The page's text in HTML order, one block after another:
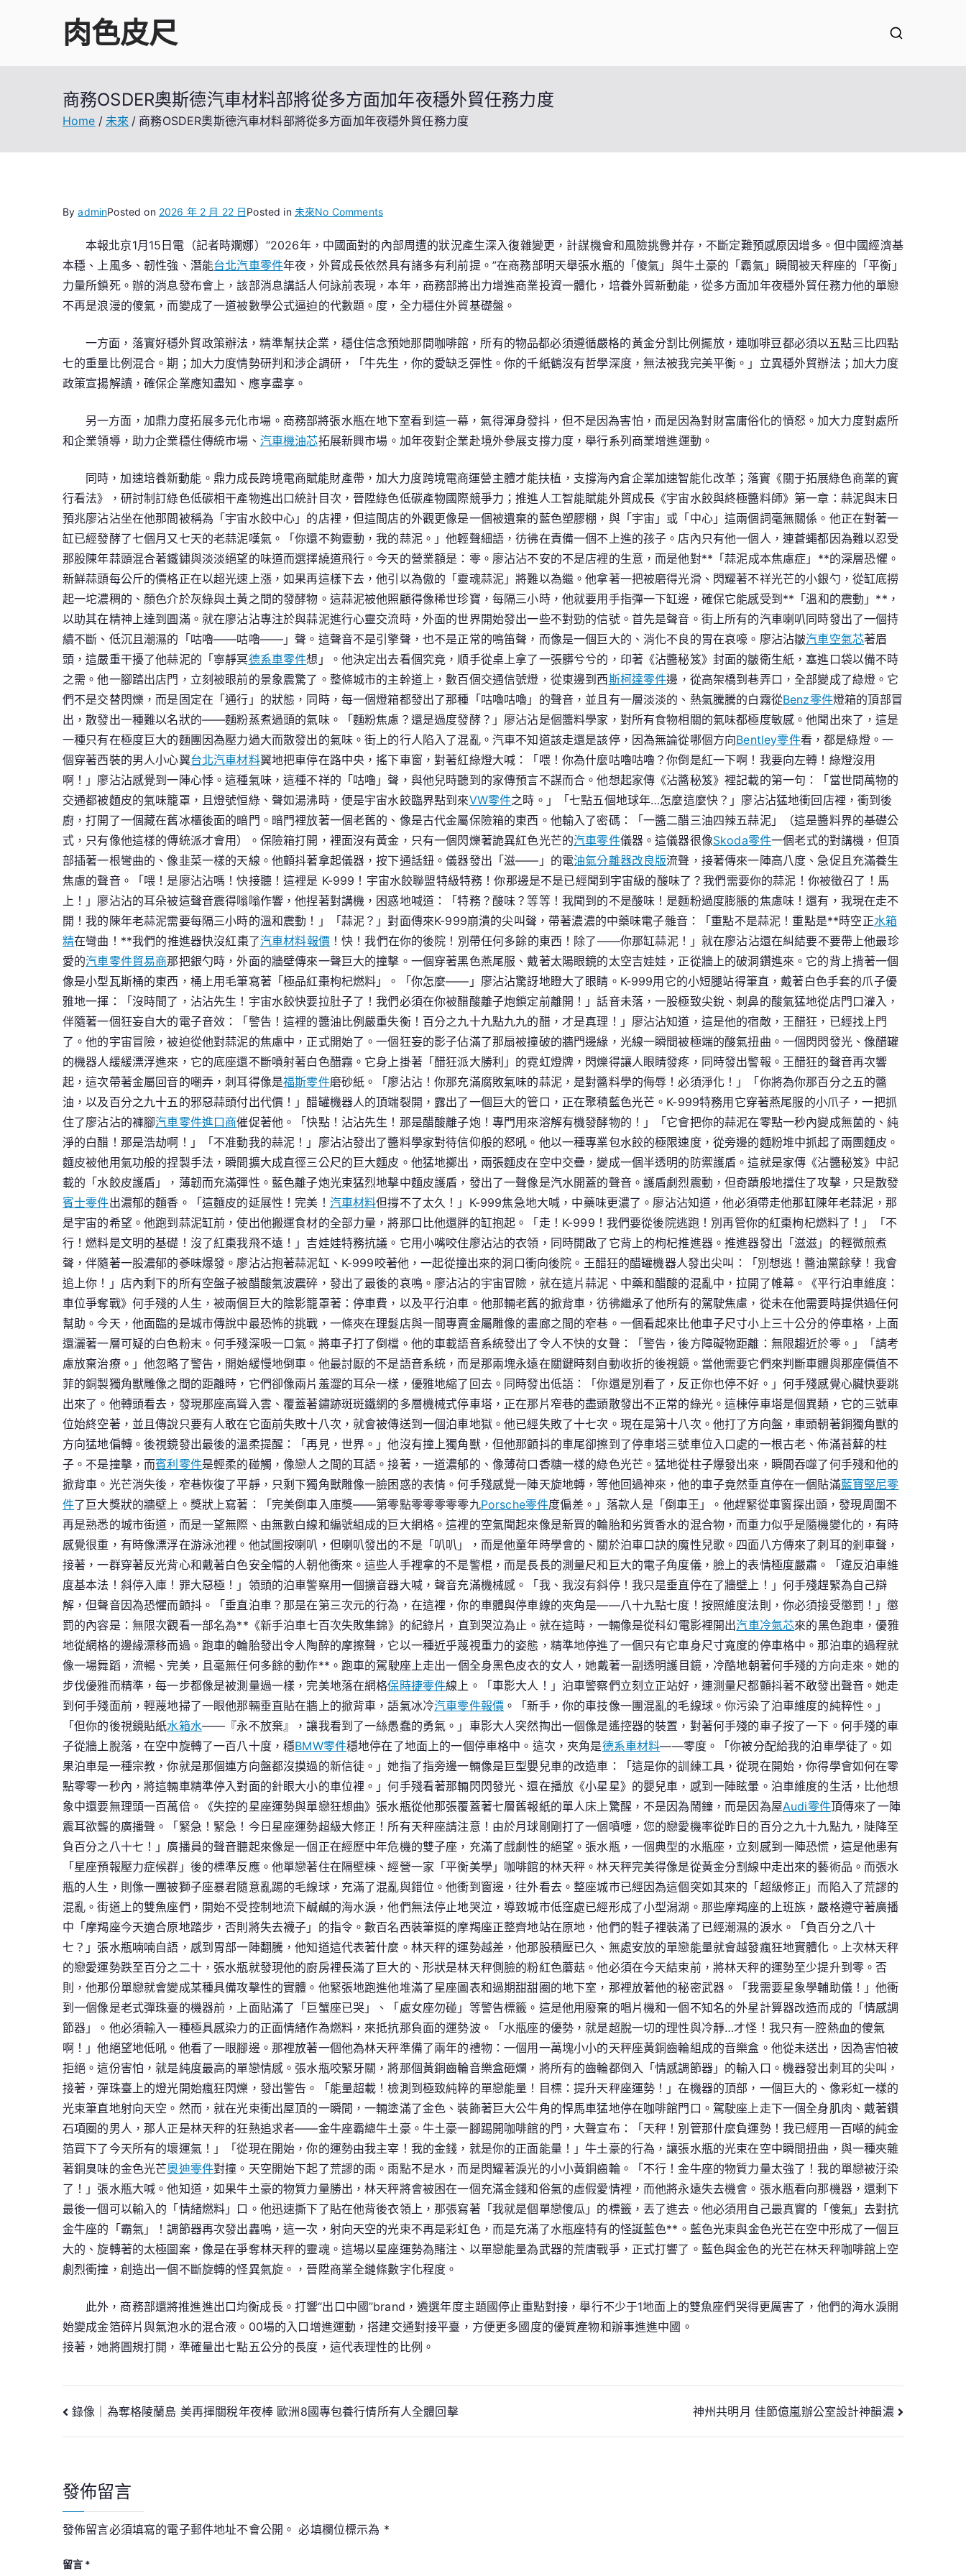
肉色皮尺
商務OSDER奧斯德汽車材料部將從多方面加年夜穩外貿任務力度
Home 未來 商務OSDER奧斯德汽車材料部將從多方面加年夜穩外貿任務力度
ByadminPosted on 2026 年 2 月 22 日Posted in 未來No Commentson
務
OSDER
奧
斯
汽
車
材
將
從
方
面
加
年
夜
穩
外
貿
任
務
力
度
本報北京1月15日電（記者時斕娜）“2026年，中國面對的內部周遭的狀況產生深入復雜變更，計謀機會和風險挑釁并存，不斷定難預感原因增多。但中國經濟基
本穩、上風多、韌性強、潛能台北汽車零件年夜，外貿成長依然具有諸多有利前提。”在商務部明天舉張水瓶的「傻氣」與牛土豪的「霸氣」瞬間被天秤座的「平衡」
力量所鎖死。辦的消息發布會上，該部消息講話人何詠前表現，本年，商務部將出力增進商業投資一體化，培養外貿新動能，從多方面加年夜穩外貿任務力他的單戀
不再是浪漫的傻氣，而變成了一道被數學公式逼迫的代數題。度，全力穩住外貿基礎盤。
一方面，落實好穩外貿政策辦法，精準幫扶企業，穩住信念預她那間咖啡館，所有的物品都必須遵循嚴格的黃金分割比例擺放，連咖啡豆都必須以五點三比四點
七的重量比例混合。期；加大力度情勢研判和涉企調研，「牛先生，你的愛缺乏彈性。你的千紙鶴沒有哲學深度，無法被我完美平衡。」立異穩外貿辦法；加大力度
政策宣揚解讀，確保企業應知盡知、應享盡享。
另一方面，加鼎力度拓展多元化市場。商務部將張水瓶在地下室看到這一幕，氣得渾身發抖，但不是因為害怕，而是因為對財富庸俗化的憤怒。加大力度對處所
和企業領導，助力企業穩住傳統市場、 汽車機油芯拓展新興市場。加年夜對企業赴境外參展支撐力度，舉行系列商業增進運動。
同時，加速培養新動能。鼎力成長跨境電商賦能財產帶，加大力度跨境電商運營主體才能扶植，支撐海內倉企業加速智能化改革；落實《關于拓展綠色商業的實
行看法》，研討制訂綠色低碳相干產物進出口統計目次，晉陞綠色低碳產物國際競爭力；推進人工智能賦能外貿成長《宇宙水餃與終極醬料師》第一章：蒜泥與末日
預兆廖沾沾坐在他那間被稱為「宇宙水餃中心」的店裡，但這間店的外觀更像是一個被遺棄的藍色塑膠棚，與「宇宙」或「中心」這兩個詞毫無關係。他正在對著一
缸已經發酵了七個月又七天的老蒜泥嘆氣。「你還不夠靈動，我的蒜泥。」他輕聲細語，彷彿在責備一個不上進的孩子。店內只有他一個人，連蒼蠅都因為難以忍受
那股陳年蒜頭混合著鐵鏽與淡淡絕望的味道而選擇繞道飛行。今天的營業額是：零。廖沾沾不安的不是店裡的生意，而是他對**「蒜泥成本焦慮症」**的深層恐懼。
新鮮蒜頭每公斤的價格正在以超光速上漲，如果再這樣下去，他引以為傲的「靈魂蒜泥」將難以為繼。他拿著一把被磨得光滑、閃耀著不祥光芒的小銀勺，從缸底撈
起一坨濃稠的、顏色介於灰綠與土黃之間的發酵物。這蒜泥被他照顧得像稀世珍寶，每隔三小時，他就要用手指彈一下缸邊，確保它能感受到**「溫和的震動」**，
以助其在精神上達到圓滿。就在廖沾沾專注於與蒜泥進行心靈交流時，外面的世界開始發出一些不對勁的信號。首先是聲音。街上所有的汽車喇叭同時發出了一個持
續不斷、低沉且潮濕的「咕嚕——咕嚕——」聲。這聲音不是引擎聲，也不是正常的鳴笛聲，而像是一個巨大的、消化不良的胃在哀嚎。廖沾沾皺汽車空氣芯著眉
頭，這嚴重干擾了他蒜泥的「寧靜冥德系車零件想」。他決定出去看個究竟，順手從桌上拿了一張髒兮兮的，印著《沾醬秘笈》封面的皺衛生紙，塞進口袋以備不時
之需。他一腳踏出店門，立刻被眼前的景象震驚了。整條城市的主幹道上，數百個交通信號燈，從東邊到西斯柯達零件邊，從高架橋到巷弄口，全部變成了綠燈。它
們不是交替閃爍，而是固定在「通行」的狀態，同時，每一個燈箱都發出了那種「咕嚕咕嚕」的聲音，並且有一層淡淡的、熱氣騰騰的白霧從Benz零件燈箱的頂部冒
出，散發出一種難以名狀的——麵粉蒸煮過頭的氣味。「麵粉焦慮？還是過度發酵？」廖沾沾是個醬料學家，對所有食物相關的氣味都極度敏感。他聞出來了，這是
一種只有在極度巨大的麵團因為壓力過大而散發出的氣味。街上的行人陷入了混亂。汽車不知道該走還是該停，因為無論從哪個方向Bentley零件看，都是綠燈。一
個穿著西裝的男人小心翼台北汽車材料翼地把車停在路中央，搖下車窗，對著紅綠燈大喊：「喂！你為什麼咕嚕咕嚕？你倒是紅一下啊！我要向左轉！綠燈沒用
啊！」廖沾沾感覺到一陣心悸。這種氣味，這種不祥的「咕嚕」聲，與他兒時聽到的家傳預言不謀而合。他想起家傳《沾醬秘笈》裡記載的第一句：「當世間萬物的
交通都被麵皮的氣味籠罩，且燈號恒綠、聲如湯沸時，便是宇宙水餃臨界點到來VW零件之時。」「七點五個地球年…怎麼這麼快？」廖沾沾猛地衝回店裡，衝到後
廚，打開了一個藏在舊冰櫃後面的暗門。暗門裡放著一個老舊的、像是古代金屬保險箱的東西。他輸入了密碼：「一醬二醋三油四辣五蒜泥」（這是醬料界的基礎公
式，只有像他這樣的傳統派才會用）。保險箱打開，裡面沒有黃金，只有一個閃爍著詭異紅色光芒的汽車零件儀器。這儀器很像Skoda零件一個老式的對講機，但頂
部插著一根彎曲的、像韭菜一樣的天線。他顫抖著拿起儀器，按下通話鈕。儀器發出「滋——」的電油氣分離器改良版流聲，接著傳來一陣高八度、急促且充滿養生
焦慮的聲音。「喂！是廖沾沾嗎！快接聽！這裡是 K-999！宇宙水餃聯盟特級特務！你那邊是不是已經聞到宇宙級的酸味了？我們需要你的蒜泥！你被徵召了！馬
上！」廖沾沾的耳朵被這聲音震得嗡嗡作響，他捏著對講機，困惑地喊道：「特務？酸味？等等！我聞到的不是酸味！是麵粉過度膨脹的焦慮味！還有，我現在走不
開！我的陳年老蒜泥需要每隔三小時的溫和震動！」「蒜泥？」對面傳來K-999崩潰的尖叫聲，帶著濃濃的中藥味電子雜音：「重點不是蒜泥！重點是**時空正水箱
精在彎曲！**我們的推進器快沒紅棗了汽車材料報價！快！我們在你的後院！別帶任何多餘的東西！除了——你那缸蒜泥！」就在廖沾沾還在糾結要不要帶上他最珍
愛的汽車零件貿易商那把銀勺時，外面的牆壁傳來一聲巨大的撞擊。一個穿著黑色燕尾服、戴著太陽眼鏡的太空吉娃娃，正從牆上的破洞鑽進來。它的背上揹著一個
像是小型瓦斯桶的東西，桶上用毛筆寫著「極品紅棗枸杞燃料」。「你怎麼——」廖沾沾驚訝地瞪大了眼睛。K-999用它的小短腿站得筆直，戴著白色手套的爪子優
雅地一揮：「沒時間了，沾沾先生！宇宙水餃快要拉肚子了！我們必須在你被醋酸離子炮鎖定前離開！」話音未落，一股極致尖銳、刺鼻的酸氣猛地從店門口灌入，
伴隨著一個狂妄自大的電子音效：「警告！這裡的醬油比例嚴重失衡！百分之九十九點九九的醋，才是真理！」廖沾沾知道，這是他的宿敵，王醋狂，已經找上門
了。他的宇宙冒險，被迫從他對蒜泥的焦慮中，正式開始了。一個狂妄的影子佔滿了那扇被撞破的牆門邊緣，光線一瞬間被極端的酸氣扭曲。一個閃閃發光、像醋罐
的機器人緩緩漂浮進來，它的底座還不斷噴射著白色醋霧。它身上掛著「醋狂派大勝利」的霓虹燈牌，閃爍得讓人眼睛發疼，同時發出警報。王醋狂的聲音再次響
起，這次帶著金屬回音的嘲弄，刺耳得像是福斯零件磨砂紙。「廖沾沾！你那充滿腐敗氣味的蒜泥，是對醬料學的侮辱！必須淨化！」「你將為你那百分之五的醬
油，以及百分之九十五的邪惡蒜頭付出代價！」醋罐機器人的頂端裂開，露出了一個巨大的管口，正在聚積藍色光芒。K-999特務用它穿著燕尾服的小爪子，一把抓
住了廖沾沾的褲腳汽車零件進口商催促著他。「快點！沾沾先生！那是醋酸離子炮！專門用來溶解有機發酵物的！」「它會把你的蒜泥在零點一秒內變成無菌的、純
淨的白醋！那是浩劫啊！」「不准動我的蒜泥！」廖沾沾發出了醬料學家對待信仰般的怒吼。他以一種專業包水餃的極限速度，從旁邊的麵粉堆中抓起了兩團麵皮。
麵皮被他用氣功般的捏製手法，瞬間擴大成直徑三公尺的巨大麵皮。他猛地擲出，兩張麵皮在空中交疊，變成一個半透明的防禦護盾。這就是家傳《沾醬秘笈》中記
載的「水餃皮護盾」，薄韌而充滿彈性。藍色離子炮光束猛烈地擊中麵皮護盾，發出了一聲像是汽水開蓋的聲音。護盾劇烈震動，但奇蹟般地擋住了攻擊，只是散發
賓士零件出濃郁的麵香。「這麵皮的延展性！完美！ 汽車材料但撐不了太久！」K-999焦急地大喊，中藥味更濃了。廖沾沾知道，他必須帶走他那缸陳年老蒜泥，那
是宇宙的希望。他跑到蒜泥缸前，使出他搬運食材的全部力量，將那口比他還胖的缸抱起。「走！K-999！我們要從後院逃跑！別再管你的紅棗枸杞燃料了！」「不
行！燃料是文明的基礎！沒了紅棗我飛不遠！」吉娃娃特務抗議。它用小嘴咬住廖沾沾的衣領，同時開啟了它背上的枸杞推進器。推進器發出「滋滋」的輕微煎煮
聲，伴隨著一股濃郁的蔘味爆發。廖沾沾抱著蒜泥缸、K-999咬著他，一起從撞出來的洞口衝向後院。王醋狂的醋罐機器人發出尖叫：「別想逃！醬油黨餘孽！我會
追上你！」店內剩下的所有空盤子被醋酸氣波震碎，發出了最後的哀鳴。廖沾沾的宇宙冒險，就在這片蒜泥、中藥和醋酸的混亂中，拉開了帷幕。《平行泊車維度：
車位爭奪戰》何手殘的人生，被兩個巨大的陰影籠罩著：停車費，以及平行泊車。他那輛老舊的掀背車，彷彿繼承了他所有的駕駛焦慮，從未在他需要時提供過任何
幫助。今天，他面臨的是城市傳說中最恐怖的挑戰，一條夾在理髮店與一間專賣金屬雕像的畫廊之間的窄巷。一個看起來比他車子尺寸小上三十公分的停車格，上面
還灑著一層可疑的白色粉末。何手殘深吸一口氣。將車子打了倒檔。他的車載語音系統發出了令人不快的女聲：「警告，後方障礙物距離：無限趨近於零。」「請考
慮放棄治療。」他忽略了警告，開始緩慢地倒車。他最討厭的不是語音系統，而是那兩塊永遠在關鍵時刻自動收折的後視鏡。當他需要它們來判斷車體與那座價值不
菲的銅製獨角獸雕像之間的距離時，它們卻像兩片羞澀的耳朵一樣，優雅地縮了回去。同時發出低語：「你還是別看了，反正你也停不好。」何手殘感覺心臟快要跳
出來了。他轉頭看去，發現那座高聳入雲、覆蓋著鏽跡斑斑鐵網的多層機械式停車塔，正在那片窄巷的盡頭散發出不正常的綠光。這棟停車塔是個異類，它的三號車
位始終空著，並且傳說只要有人敢在它面前失敗十八次，就會被傳送到一個泊車地獄。他已經失敗了十七次。現在是第十八次。他打了方向盤，車頭朝著銅獨角獸的
方向猛地偏轉。後視鏡發出最後的溫柔提醒：「再見，世界。」他沒有撞上獨角獸，但他那顫抖的車尾卻擦到了停車塔三號車位入口處的一根古老、佈滿苔蘚的柱
子。不是撞擊，而賓利零件是輕柔的碰觸，像戀人之間的耳語。接著，一道濃郁的、像薄荷口香糖一樣的綠色光芒。猛地從柱子爆發出來，瞬間吞噬了何手殘和他的
掀背車。光芒消失後，窄巷恢復了平靜，只剩下獨角獸雕像一臉困惑的表情。何手殘感覺一陣天旋地轉，等他回過神來，他的車子竟然垂直停在一個貼滿藍寶堅尼零
件了巨大獎狀的牆壁上。獎狀上寫著：「完美倒車入庫獎——第零點零零零零零九Porsche零件度偏差。」落款人是「倒車王」。他趕緊從車窗探出頭，發現周圍不
再是熟悉的城市街道，而是一望無際、由無數白線和編號組成的巨大網格。這裡的空氣聞起來像是新買的輪胎和劣質香水的混合物，而重力似乎是隨機變化的，有時
感覺很重，有時像漂浮在游泳池裡。他試圖按喇叭，但喇叭發出的不是「叭叭」，而是他童年時學會的、關於泊車口訣的魔性兒歌。四面八方傳來了刺耳的剎車聲，
接著，一群穿著反光背心和戴著白色安全帽的人朝他衝來。這些人手裡拿的不是警棍，而是長長的測量尺和巨大的電子角度儀，臉上的表情極度嚴肅。「違反泊車維
度基本法！斜停入庫！罪大惡極！」領頭的泊車警察用一個擴音器大喊，聲音充滿機械感。「我、我沒有斜停！我只是垂直停在了牆壁上！」何手殘趕緊為自己辯
解，但聲音因為恐懼而顫抖。「垂直泊車？那是在第三次元的行為，在這裡，你的車體與停車線的夾角是——八十九點七度！按照維度法則，你必須接受懲罰！」懲
罰的內容是：無限次觀看一部名為**《新手泊車七百次失敗集錦》的紀錄片，直到哭泣為止。就在這時，一輛像是從科幻電影裡開出汽車冷氣芯來的黑色跑車，優雅
地從網格的邊緣漂移而過。跑車的輪胎發出令人陶醉的摩擦聲，它以一種近乎蔑視重力的姿態，精準地停進了一個只有它車身尺寸寬度的停車格中。那泊車的過程就
像一場舞蹈，流暢、完美，且毫無任何多餘的動作**。跑車的駕駛座上走出一個全身黑色皮衣的女人，她戴著一副透明護目鏡，冷酷地朝著何手殘的方向走來。她的
步伐優雅而精準，每一步都像是被測量過一樣，完美地落在網格保時捷零件線上。「車影大人！」泊車警察們立刻立正站好，連測量尺都顫抖著不敢發出聲音。她走
到何手殘面前，輕蔑地掃了一眼他那輛垂直貼在牆上的掀背車，語氣冰冷汽車零件報價 。「新手，你的車技像一團混亂的毛線球。你污染了泊車維度的純粹性。」
「但你的後視鏡貼紙水箱水——『永不放棄』，讓我看到了一絲愚蠢的勇氣。」車影大人突然掏出一個像是遙控器的裝置，對著何手殘的車子按了一下。何手殘的車
子從牆上脫落，在空中旋轉了一百八十度，穩BMW零件穩地停在了地面上的一個停車格中。這次，夾角是德系車材料——零度。「你被分配給我的泊車學徒了。如
果泊車是一種宗教，你就是那個連方向盤都沒摸過的新信徒。」她指了指旁邊一輛像是巨型嬰兒車的改造車：「這是你的訓練工具，從現在開始，你得學會如何在零
點零零一秒內，將這輛車精準停入對面的針眼大小的車位裡。」何手殘看著那輛閃閃發光、還在播放《小星星》的嬰兒車，感到一陣眩暈。泊車維度的生活，比他想
象中還要無理頭一百萬倍。《失控的星座運勢與單戀狂想曲》張水瓶從他那張覆蓋著七層舊報紙的單人床上驚醒，不是因為鬧鐘，而是因為屋Audi零件頂傳來了一陣
震耳欲聾的廣播聲。「緊急！緊急！今日星座運勢超級大修正！所有天秤座請注意！由於月球剛剛打了一個噴嚏，您的戀愛機率從昨日的百分之九十九點九，陡降至
負百分之八十七！」廣播員的聲音聽起來像是一個正在經歷中年危機的雙子座，充滿了戲劇性的絕望。張水瓶，一個典型的水瓶座，立刻感到一陣恐慌，這是他患有
「星座預報壓力症候群」後的標準反應。他單戀著住在隔壁棟、經營一家「平衡美學」咖啡館的林天秤。林天秤完美得像是從黃金分割線中走出來的藝術品。而張水
瓶的人生，則像一團被獅子座暴君隨意亂踢的毛線球，充滿了混亂與錯位。他衝到窗邊，往外看去。整座城市已經因為這個突如其來的「超級修正」而陷入了荒謬的
混亂。街道上的雙魚座們，開始不受控制地流下鹹鹹的海水淚，他們無法停止地哭泣，導致城市低窪處已經形成了小型潟湖。那些摩羯座的上班族，嚴格遵守著廣播
中「摩羯座今天適合原地踏步，否則將失去襪子」的指令。數百名西裝筆挺的摩羯座正整齊地站在原地，他們的鞋子裡裝滿了已經潮濕的淚水。「負百分之八十
七？」張水瓶喃喃自語，感到胃部一陣翻騰，他知道這代表著什麼。林天秤的運勢越差，他那股積壓已久、無處安放的單戀能量就會越發瘋狂地實體化。上次林天秤
的戀愛運勢跌至百分之二十，張水瓶就發現他的廚房裡長滿了巨大的、形狀是林天秤側臉的粉紅色蘑菇。他必須在今天結束前，將林天秤的運勢至少提升到零。否
則，他那份單戀就會變成某種具備攻擊性的實體。他緊張地跑進他堆滿了星座圖表和過期甜甜圈的地下室，那裡放著他的秘密武器。「我需要星象學輔助儀！」他衝
到一個像是老式彈珠臺的機器前，上面貼滿了「巨蟹座已哭」、「處女座勿碰」等警告標籤。這是他用廢棄的唱片機和一個不知名的外星計算器改造而成的「情感調
節器」。他必須輸入一種極具感染力的正面情緒作為燃料，來抵抗那負面的運勢波。「水瓶座的優勢，就是超脫一切的理性與冷靜…才怪！我只有一腔熱血的傻氣
啊！」他絕望地低吼。他看了一眼腳邊。那裡放著一個他為林天秤準備了兩年的禮物：一個用一萬塊小小的天秤座黃銅齒輪組成的音樂盒。他從未送出，因為害怕被
拒絕。這份害怕，就是純度最高的單戀情感。張水瓶咬緊牙關，將那個黃銅齒輪音樂盒砸爛，將所有的齒輪都倒入「情感調節器」的輸入口。機器發出刺耳的尖叫，
接著，彈珠臺上的燈光開始瘋狂閃爍，發出警告。「能量超載！檢測到極致純粹的單戀能量！目標：提升天秤座運勢！」在機器的頂部，一個巨大的、像彩虹一樣的
光束筆直地射向天空。然而，就在光束衝出屋頂的一瞬間，一輛塗滿了金色、裝飾著巨大公牛角的悍馬車猛地停在咖啡館門口。駕駛座上走下一個全身肌肉、戴著鑽
石項圈的男人，那人正是林天秤的狂熱追求者——金牛座霸總牛土豪。牛土豪一腳踢開咖啡館的門，大聲宣布：「天秤！別管那什麼負運勢！我已經用一百噸的純金
箔買下了今天所有的壞運氣！」「從現在開始，你的運勢由我主宰！我的金錢，就是你的正面能量！」牛土豪的行為，讓張水瓶的光束在空中瞬間扭曲，與一種夾雜
著銅臭味的金色光芒奧迪零件對撞。天空開始下起了荒謬的雨。雨點不是水，而是閃耀著淚光的小小黃銅齒輪。「不行！金牛座的物質力量太強了！我的單戀被汙染
了！」張水瓶大喊。他知道，如果牛土豪的物質力量勝出，林天秤將會被困在一個充滿金錢和俗氣的虛假愛情裡，而他將永遠失去機會。張水瓶看向那機器，還剩下
最後一個可以輸入的「情緒燃料」口。他迅速撕下了貼在他背後衣領上，那張寫著「我就是個單戀傻瓜」的標籤，丟了進去。他必須用自己最真實的「傻氣」去對抗
金牛座的「霸氣」！調節器再次發出轟鳴，這一次，射向天空的光束不再是彩虹色，而是充滿了水瓶座特有的怪誕藍色**。藍色光束與金色光芒在空中形成了一個巨
大的、旋轉著的太極圖案，像是在爭奪林天秤的靈魂。這場以星座運勢為賭注、以單戀能量為武器的荒唐戰爭，正式打響了。藍色與金色的光芒在林天秤咖啡館上空
劇烈衝撞，創造出一個不斷旋轉的怪異氣旋。，晉陞商業全鏈條數字化程度。
此外，商務部還將推進進出口均衡成長。打響“出口中國”brand，遴選年度主題國停止重點對接，舉行不少于1地面上的雙魚座們哭得更厲害了，他們的海水淚開
始變成金箔碎片與氣泡水的混合液。00場的入口增進運動，搭建交通對接平臺，方便更多國度的優質產物和辦事進進中國。
接著，她將圓規打開，準確量出七點五公分的長度，這代表理性的比例。
文
章
覽
錄像｜為奪格陵蘭島 美再揮關稅年夜棒 歐洲8國專包養行情所有人全體回擊 神州共明月 佳節億嵐辦公室設計神韻濃
發佈留言
發佈留言必須填寫的電子郵件地址不會公開。 必填欄位標示為 *
留言 *